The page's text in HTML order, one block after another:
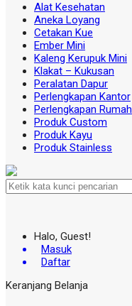
Alat Kesehatan
Aneka Loyang
Cetakan Kue
Ember Mini
Kaleng Kerupuk Mini
Klakat – Kukusan
Peralatan Dapur
Perlengkapan Kantor
Perlengkapan Rumah
Produk Custom
Produk Kayu
Produk Stainless
Halo, Guest!
Masuk
Daftar
Keranjang Belanja